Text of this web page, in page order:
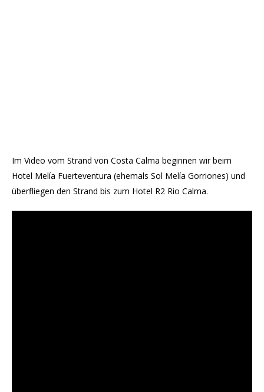
Im Video vom Strand von Costa Calma beginnen wir beim
Hotel Melía Fuerteventura (ehemals Sol Melía Gorriones) und
überfliegen den Strand bis zum Hotel R2 Rio Calma.